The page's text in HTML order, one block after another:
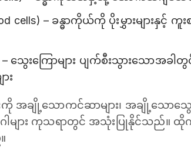
cells) – ခန္ဓာကိုယ်ကို ပိုးမွှားများနှ
– သွေးကြောများ ပျက်စီးသွားသောအ
း
ချို့သောကင်ဆာများ၊ အချို့သောသွေး
ာဂါများ ကုသရာတွင် အသုံးပြုနိုင်သ